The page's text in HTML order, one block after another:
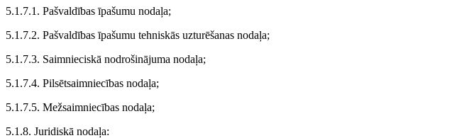
5.1.7.1. Pašvaldības īpašumu nodaļa;
5.1.7.2. Pašvaldības īpašumu tehniskās uzturēšanas nodaļa;
5.1.7.3. Saimnieciskā nodrošinājuma nodaļa;
5.1.7.4. Pilsētsaimniecības nodaļa;
5.1.7.5. Mežsaimniecības nodaļa;
5.1.8. Juridiskā nodaļa: